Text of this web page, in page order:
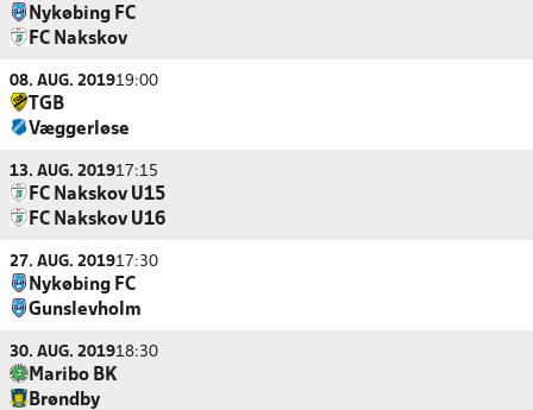
Nykøbing FC
FC Nakskov
08. AUG. 201919:00
TGB
Væggerløse
13. AUG. 201917:15
FC Nakskov U15
FC Nakskov U16
27. AUG. 201917:30
Nykøbing FC
Gunslevholm
30. AUG. 201918:30
Maribo BK
Brøndby